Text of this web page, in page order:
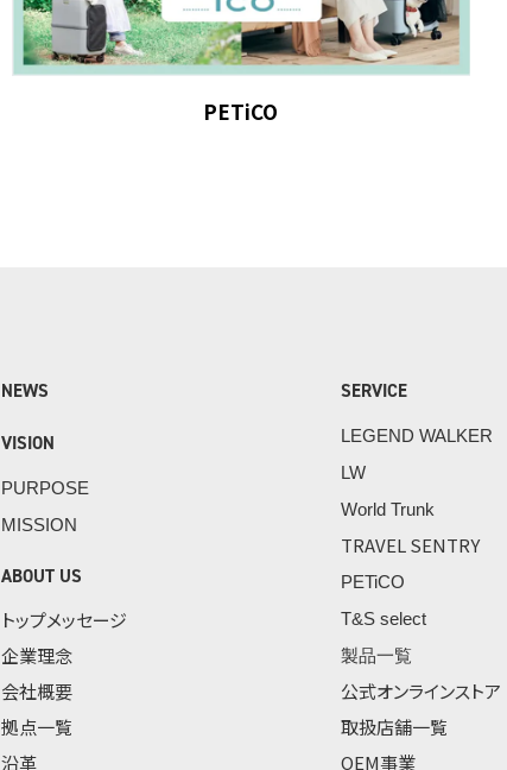
PETiCO
NEWS
VISION
PURPOSE
MISSION
ABOUT US
トップメッセージ
企業理念
会社概要
拠点一覧
沿革
SERVICE
LEGEND WALKER
LW
World Trunk
TRAVEL SENTRY
PETiCO
T&S select
製品一覧
公式オンラインストア
取扱店舗一覧
OEM事業